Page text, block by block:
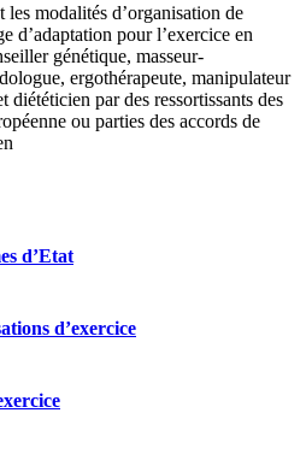
les modalités d’organisation de
d’adaptation pour l’exercice en
génétique, masseur-
ergothérapeute, manipulateur
diététicien par des ressortissants des
ou parties des accords de
d’Etat
d’exercice